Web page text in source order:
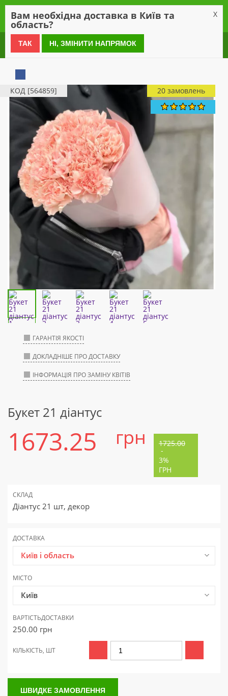
0 800 21 54 55
КОД [564859] 20 замовлень
ГАРАНТІЯ ЯКОСТІ
ДОКЛАДНІШЕ ПРО ДОСТАВКУ
ІНФОРМАЦІЯ ПРО ЗАМІНУ КВІТІВ
Букет 21 діантус
1673.25 грн 1725.00
-
3%
ГРН
СКЛАД
Діантус 21 шт, декор
ДОСТАВКА
Київ і область
МІСТО
Київ
ВАРТІСТЬДОСТАВКИ
250.00 грн
КІЛЬКІСТЬ, ШТ
ШВИДКЕ ЗАМОВЛЕННЯ
Вам необхідна доставка в Київ та
область?
X
ТАК НІ, ЗМІНИТИ НАПРЯМОК